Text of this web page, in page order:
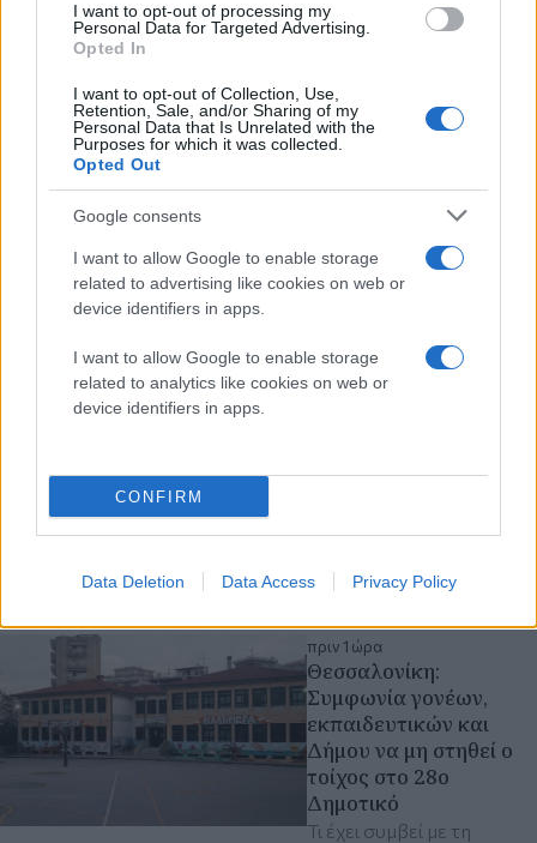
I want to opt-out of processing my
Personal Data for Targeted Advertising.
Opted In
I want to opt-out of Collection, Use,
Retention, Sale, and/or Sharing of my
Personal Data that Is Unrelated with the
Purposes for which it was collected.
Opted Out
Google consents
I want to allow Google to enable storage
related to advertising like cookies on web or
device identifiers in apps.
I want to allow Google to enable storage
related to analytics like cookies on web or
device identifiers in apps.
CONFIRM
Data Deletion Data Access Privacy Policy
Διαβάστε περισσότερα
πριν 1 ώρα
Θεσσαλονίκη:
μπάσκετ στην Κίμωνος
Βόγα - Το πρώτο από
τα έξι με χορηγία της
ανάρτησή του ο
Αγγελούδης
Δήμος Θεσσαλονίκης
πριν 1 ώρα
Θεσσαλονίκη:
Συμφωνία γονέων,
εκπαιδευτικών και
Δήμου να μη στηθεί ο
τοίχος στο 28ο
Δημοτικό
Τι έχει συμβεί με τη